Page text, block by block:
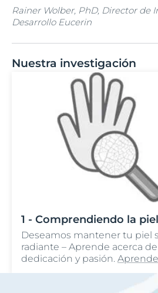
Rainer Wolber, PhD, Director de
Desarrollo Eucerin
Nuestra investigación
1 - Comprendiendo la
Deseamos mantener tu piel
radiante – Aprende acerca
dedicación y pasión.